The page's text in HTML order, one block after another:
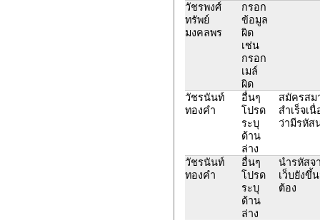
วัชรพงศ์
ทรัพย์
มงคลพร
กรอก
ข้อมูล
ผิด
เช่น
กรอก
เมล์
ผิด
วัชรนันท์​
ทองคำ
อื่นๆ
โปรด
ระบุ
ด้าน
ล่าง
สมัครสม
สำเร็จเ
ว่ามีรหัส
วัชรนันท์
ทองคำ
อื่นๆ
โปรด
ระบุ
ด้าน
ล่าง
นำรหัสจ
เว็บยังขึ้
ต้อง